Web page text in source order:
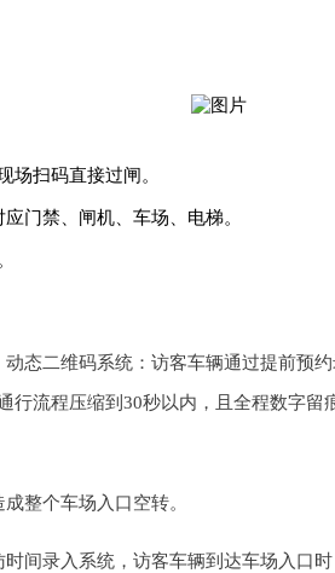
场扫码直接过闸。
门禁、闸机、车场、电梯。
态二维码系统：访客车辆通过提前
流程压缩到30秒以内，且全程数字留
整个车场入口空转。
间录入系统，访客车辆到达车场入口